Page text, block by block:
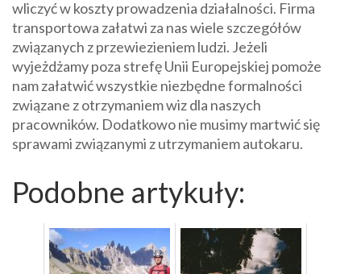
wliczyć w koszty prowadzenia działalności. Firma
transportowa załatwi za nas wiele szczegółów
związanych z przewiezieniem ludzi. Jeżeli
wyjeżdżamy poza strefę Unii Europejskiej pomoże
nam załatwić wszystkie niezbędne formalności
związane z otrzymaniem wiz dla naszych
pracowników. Dodatkowo nie musimy martwić się
sprawami związanymi z utrzymaniem autokaru.
Podobne artykuły: